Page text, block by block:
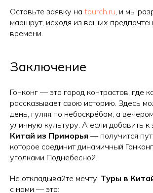
Оставьте заявку на tourch.ru , и мы
маршрут, исходя из ваших
времени.
Заключение
Гонконг — это город контрастов, где
рассказывает свою историю. Здесь
день, гуляя по небоскрёбам, а
уличную культуру. А если добавить к
Китай из Приморья — получится
которое соединит динамичный
уголками Поднебесной.
Не откладывайте мечту! Туры в
с нами — это: